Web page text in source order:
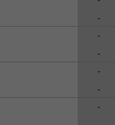
-
-
-
-
-
-